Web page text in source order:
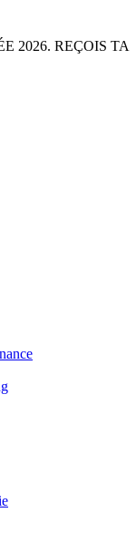
2026. REÇOIS TA